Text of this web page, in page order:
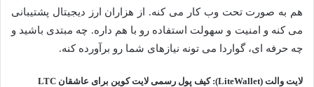
هم به صورت تحت وب کار می کنه. از هزاران ارز دیجیتال پشتیبانی
می کنه و امنیت و سهولت استفاده رو با هم داره. چه مبتدی باشید و
چه حرفه ای، گواردا می تونه نیازهای شما رو برآورده کنه.
لایت والت (LiteWallet): کیف پول رسمی لایت کوین برای عاشقان LTC